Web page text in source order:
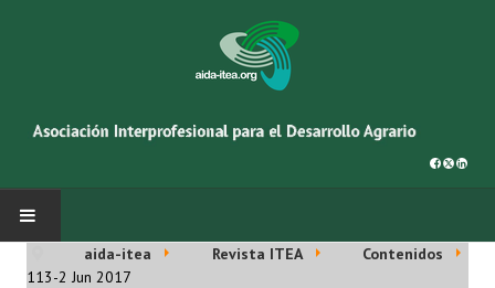
INICIO
aida-itea Revista ITEA
Contenidos
113-2 Jun 2017